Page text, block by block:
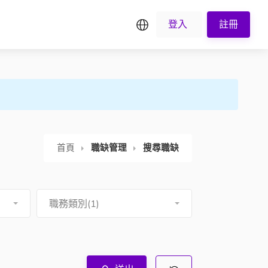
繁中登入 註冊
首頁 職缺管理 搜尋職缺
職務類別(1)